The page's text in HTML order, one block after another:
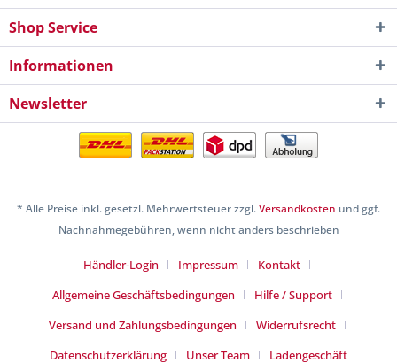
Shop Service
Informationen
Newsletter
* Alle Preise inkl. gesetzl. Mehrwertsteuer zzgl.Versandkosten und ggf.
Nachnahmegebühren, wenn nicht anders beschrieben
Händler-Login Impressum
Kontakt
Allgemeine Geschäftsbedingungen
Hilfe / Support
Versand und Zahlungsbedingungen
Widerrufsrecht
Datenschutzerklärung
Unser Team Ladengeschäft